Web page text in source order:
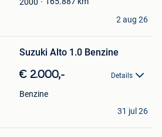
2 aug 26
Suzuki Alto 1.0 Benzine
€ 2.000,- Details
Benzine
31 jul 26